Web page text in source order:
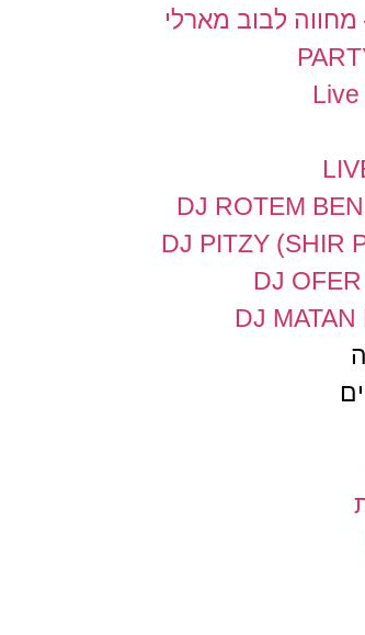
מחווה לבוב מארלי
DJ ROTEM
DJ PITZY (SHIR
DJ
DJ